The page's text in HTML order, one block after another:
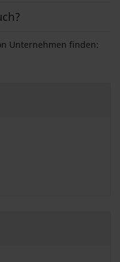
Unternehmen finden: